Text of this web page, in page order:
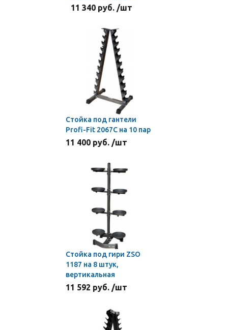
11 340 руб. /шт
Стойка под гантели
Profi-Fit 2067C на 10 пар
11 400 руб. /шт
Стойка под гири ZSO
1187 на 8 штук,
вертикальная
11 592 руб. /шт